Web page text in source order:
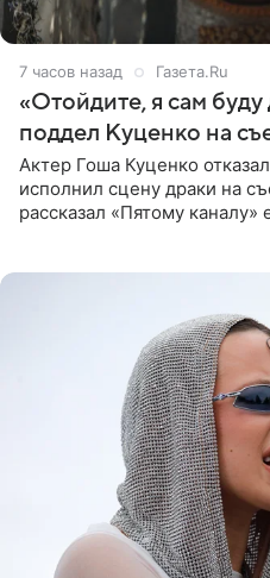
7 часов назад Газета.Ru
«Отойдите, я сам
поддел Куценко на
Актер Гоша Куценко
исполнил сцену драки на
рассказал «Пятому каналу»